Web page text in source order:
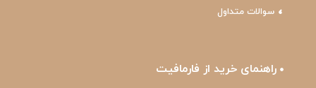
سوالات متداول
راهنمای خرید از فارمافیت